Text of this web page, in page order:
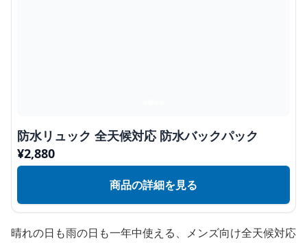
防水リュック 全天候対応 防水バックパック
¥2,880
商品の詳細を見る
晴れの日も雨の日も一年中使える、メンズ向け全天候対応